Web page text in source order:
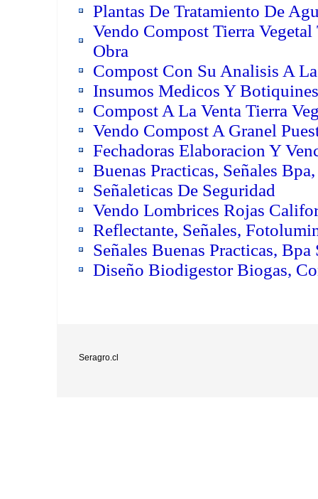
Plantas De Tratamiento De
Vendo Compost Tierra
Obra
Compost Con Su Analisis A
Insumos Medicos Y
Compost A La Venta Tierra
Vendo Compost A Granel
Fechadoras Elaboracion Y
Buenas Practicas, Señales
Señaleticas De Seguridad
Vendo Lombrices Rojas
Reflectante, Señales,
Señales Buenas Practicas,
Diseño Biodigestor Biogas,
Seragro.cl